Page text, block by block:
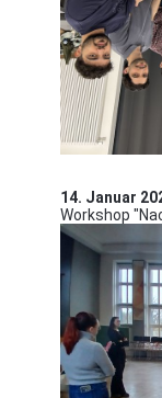
14. Januar
Workshop